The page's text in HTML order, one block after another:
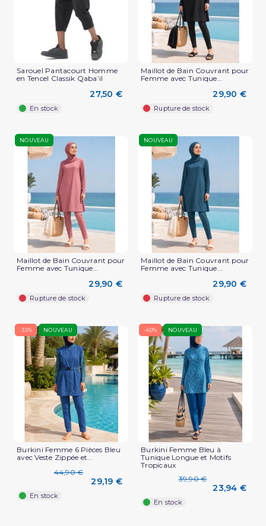
Sarouel Pantacourt Homme
en Tencel Classik Qaba’il
27,50 €
En stock
Maillot de Bain Couvrant pour
Femme avec Tunique...
29,90 €
Rupture de stock
NOUVEAU
Maillot de Bain Couvrant pour
Femme avec Tunique...
29,90 €
Rupture de stock
NOUVEAU
Maillot de Bain Couvrant pour
Femme avec Tunique...
29,90 €
Rupture de stock
-35% NOUVEAU
Burkini Femme 6 Pièces Bleu
avec Veste Zippée et...
44,90 €
29,19 €
En stock
-40% NOUVEAU
Burkini Femme Bleu à
Tunique Longue et Motifs
Tropicaux
39,90 €
23,94 €
En stock